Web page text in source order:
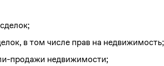
в том числе прав на недвижимость;
продажи недвижимости;